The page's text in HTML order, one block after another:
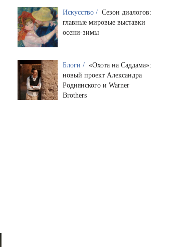
Искусство / Сезон диалогов:
главные мировые выставки
осени-зимы
Блоги / «Охота на Саддама»:
новый проект Александра
Роднянского и Warner
Brothers